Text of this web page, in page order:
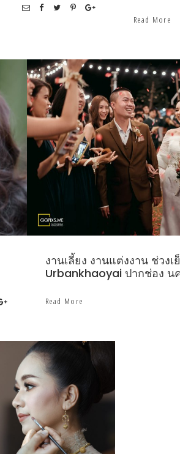
Read More
งานเลี้ยง งานแต่งงาน ช่วง
Urbankhaoyai ปากช่อง น
Read More